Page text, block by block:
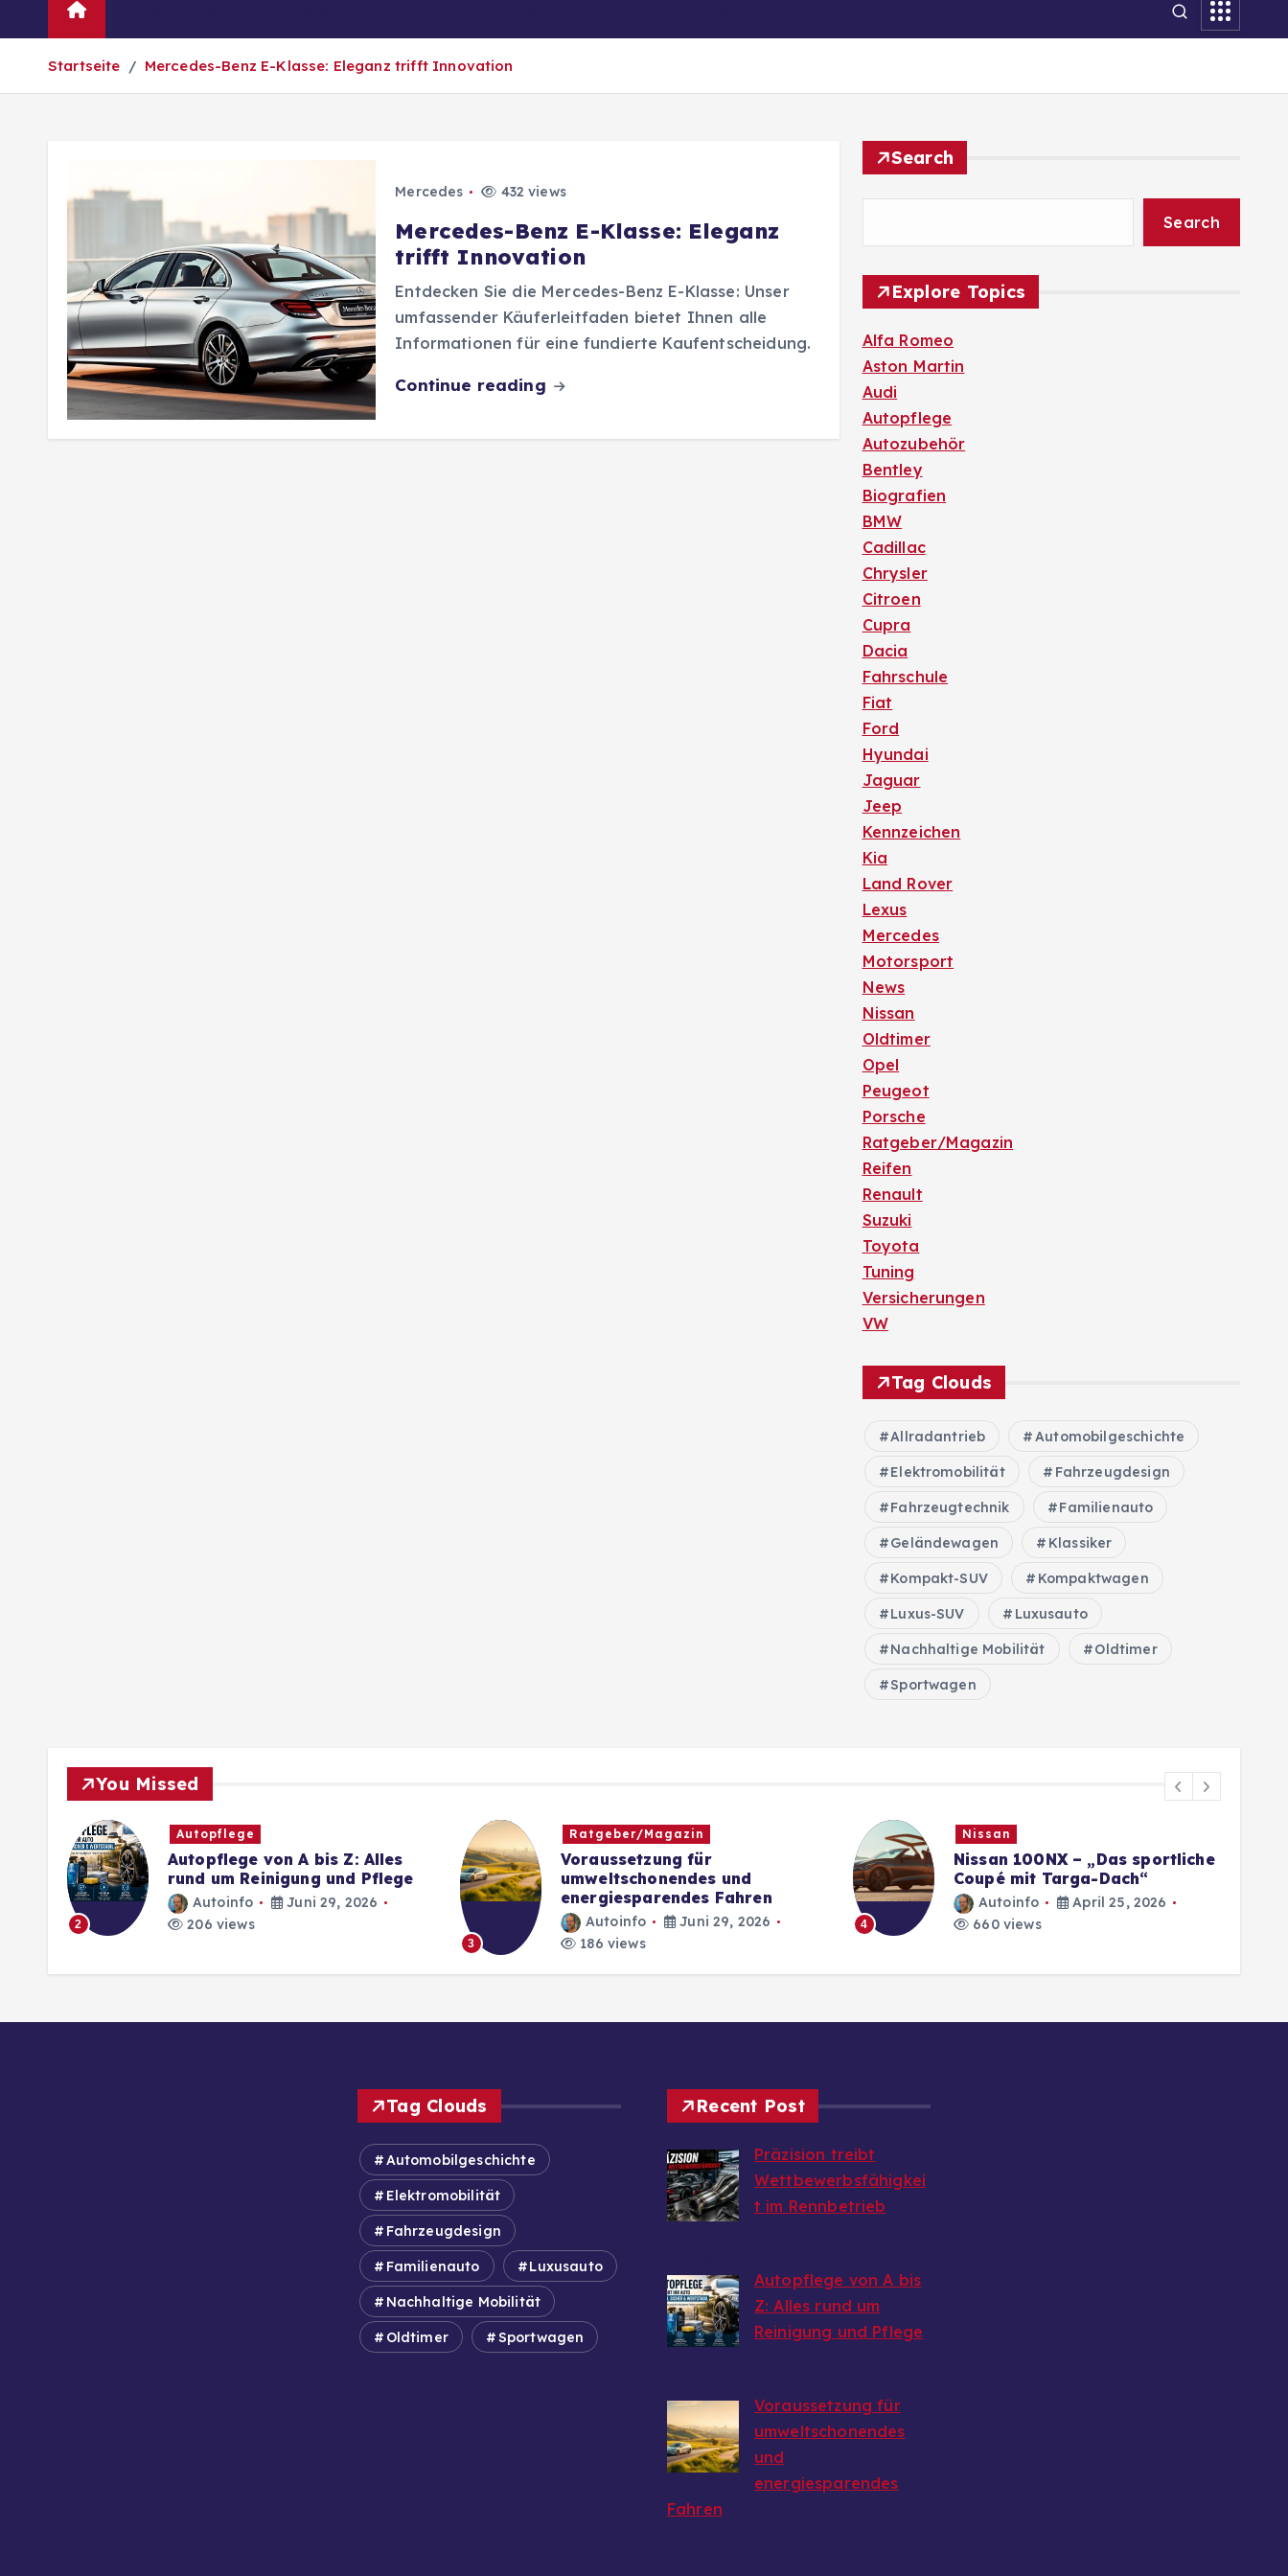
Startseite Mercedes-Benz E-Klasse: Eleganz trifft Innovation
Mercedes 432 views
Mercedes-Benz E-Klasse: Eleganz
trifft Innovation
Entdecken Sie die Mercedes-Benz E-Klasse: Unser
umfassender Käuferleitfaden bietet Ihnen alle
Informationen für eine fundierte Kaufentscheidung.
Continue reading
Search
Search
Explore Topics
Alfa Romeo
Aston Martin
Audi
Autopflege
Autozubehör
Bentley
Biografien
BMW
Cadillac
Chrysler
Citroen
Cupra
Dacia
Fahrschule
Fiat
Ford
Hyundai
Jaguar
Jeep
Kennzeichen
Kia
Land Rover
Lexus
Mercedes
Motorsport
News
Nissan
Oldtimer
Opel
Peugeot
Porsche
Ratgeber/Magazin
Reifen
Renault
Suzuki
Toyota
Tuning
Versicherungen
VW
Tag Clouds
Allradantrieb Automobilgeschichte
Elektromobilität Fahrzeugdesign
Fahrzeugtechnik Familienauto
Geländewagen Klassiker
Kompakt-SUV Kompaktwagen
Luxus-SUV Luxusauto
Nachhaltige Mobilität Oldtimer
Sportwagen
You Missed
2
Autopflege
Autopflege von A bis Z: Alles
rund um Reinigung und Pflege
Autoinfo
Juni 29, 2026
206 views
3
Ratgeber/Magazin
Voraussetzung für
umweltschonendes und
energiesparendes Fahren
Autoinfo
Juni 29, 2026
186 views
4
Nissan
Nissan 100NX – „Das sportliche
Coupé mit Targa-Dach“
Autoinfo
April 25, 2026
660 views
Tag Clouds
Automobilgeschichte
Elektromobilität
Fahrzeugdesign
Familienauto Luxusauto
Nachhaltige Mobilität
Oldtimer Sportwagen
Recent Post
Präzision treibt
Wettbewerbsfähigkei
t im Rennbetrieb
Autopflege von A bis
Z: Alles rund um
Reinigung und Pflege
Voraussetzung für
umweltschonendes
und
energiesparendes
Fahren